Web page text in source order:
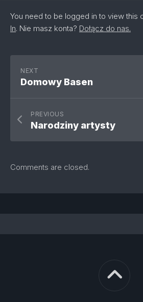
You need to be logged in to view this
In. Nie masz konta? Dołącz do nas.
NEXT
Domowy Basen
PREVIOUS
Narodziny artysty
Comments are closed.